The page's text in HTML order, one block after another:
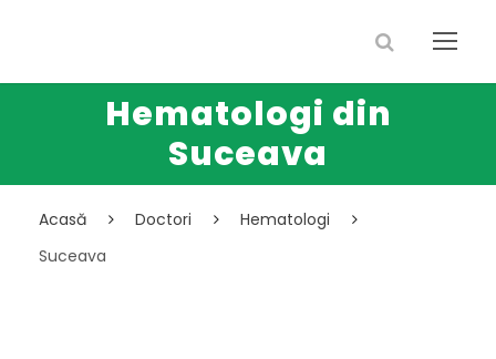
Hematologi din
Suceava
Acasă Doctori
Hematologi
Suceava